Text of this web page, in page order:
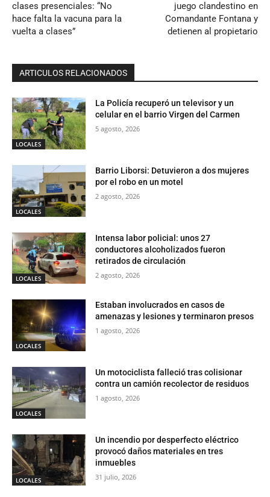
clases presenciales: “No
hace falta la vacuna para la
vuelta a clases”
juego clandestino en
Comandante Fontana y
detienen al propietario
ARTICULOS RELACIONADOS
LOCALES
La Policía recuperó un televisor y un
celular en el barrio Virgen del Carmen
5 agosto, 2026
LOCALES
Barrio Liborsi: Detuvieron a dos mujeres
por el robo en un motel
2 agosto, 2026
LOCALES
Intensa labor policial: unos 27
conductores alcoholizados fueron
retirados de circulación
2 agosto, 2026
LOCALES
Estaban involucrados en casos de
amenazas y lesiones y terminaron presos
1 agosto, 2026
LOCALES
Un motociclista falleció tras colisionar
contra un camión recolector de residuos
1 agosto, 2026
LOCALES
Un incendio por desperfecto eléctrico
provocó daños materiales en tres
inmuebles
31 julio, 2026